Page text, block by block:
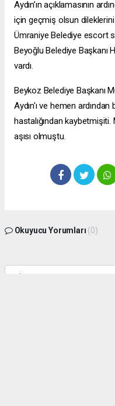
Aydın’ın açıklamasının
için geçmiş olsun
Ümraniye Belediye escort
Beyoğlu Belediye Başkanı
vardı.
Beykoz Belediye Başkanı
Aydın'ı ve hemen
hastalığından
aşısı olmuştu.
Okuyucu Yorumları (0)